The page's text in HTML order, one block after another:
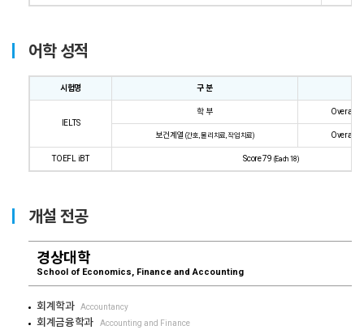
어학 성적
시험명 구 분
IELTS
학 부 Overall
보건계열 (간호, 물리치료, 작업치료) Overall
TOEFL iBT Score 79 (Each 18)
개설 전공
경상대학
School of Economics, Finance and Accounting
회계학과 Accountancy
회계금융학과 Accounting and Finance